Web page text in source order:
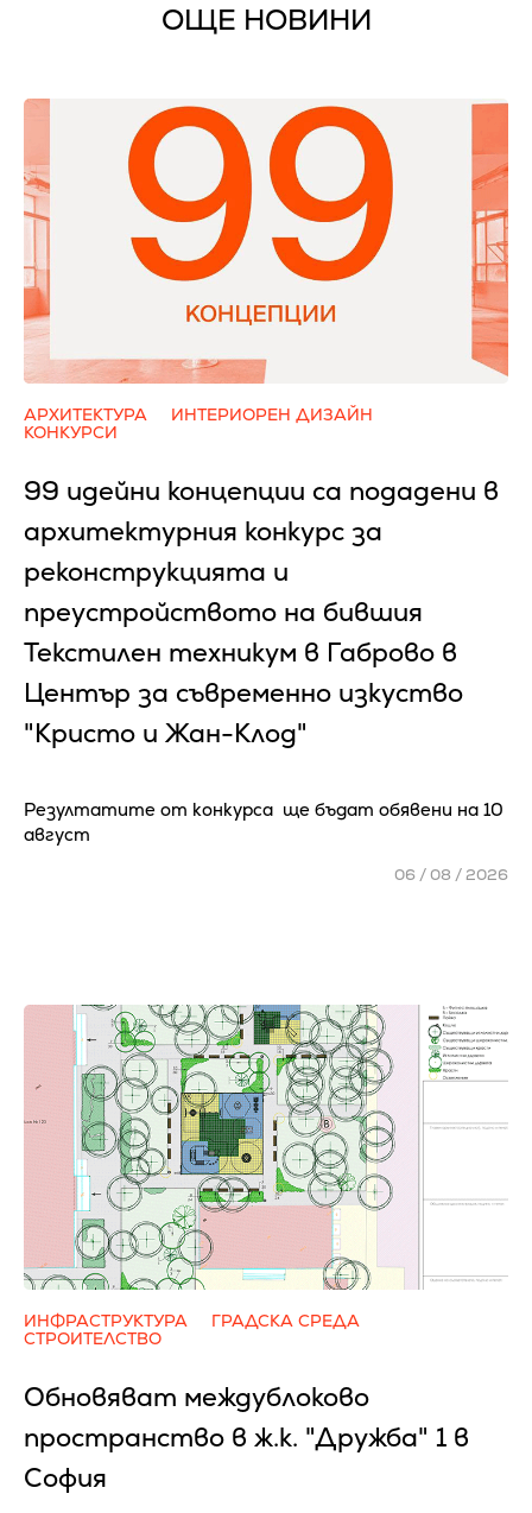
ОЩЕ НОВИНИ
АРХИТЕКТУРА
ИНТЕРИОРЕН ДИЗАЙН
КОНКУРСИ
99 идейни концепции са подадени в
архитектурния конкурс за
реконструкцията и
преустройството на бившия
Текстилен техникум в Габрово в
Център за съвременно изкуство
"Кристо и Жан-Клод"
Резултатите от конкурса ще бъдат обявени на 10
август
06 / 08 / 2026
ИНФРАСТРУКТУРА
ГРАДСКА СРЕДА
СТРОИТЕЛСТВО
Обновяват междублоково
пространство в ж.к. "Дружба" 1 в
София